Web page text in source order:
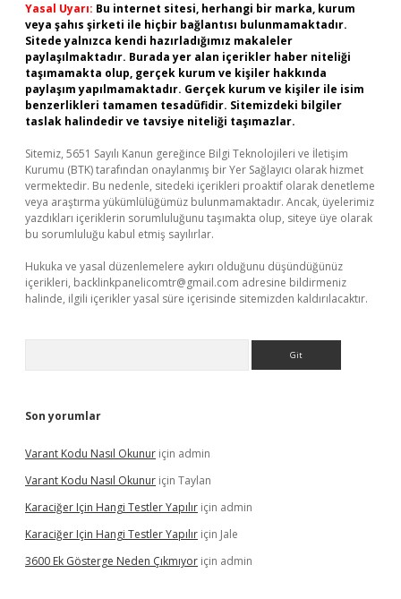
Yasal Uyarı: Bu internet sitesi, herhangi bir marka, kurum
veya şahıs şirketi ile hiçbir bağlantısı bulunmamaktadır.
Sitede yalnızca kendi hazırladığımız makaleler
paylaşılmaktadır. Burada yer alan içerikler haber niteliği
taşımamakta olup, gerçek kurum ve kişiler hakkında
paylaşım yapılmamaktadır. Gerçek kurum ve kişiler ile isim
benzerlikleri tamamen tesadüfidir. Sitemizdeki bilgiler
taslak halindedir ve tavsiye niteliği taşımazlar.
Sitemiz, 5651 Sayılı Kanun gereğince Bilgi Teknolojileri ve İletişim
Kurumu (BTK) tarafından onaylanmış bir Yer Sağlayıcı olarak hizmet
vermektedir. Bu nedenle, sitedeki içerikleri proaktif olarak denetleme
veya araştırma yükümlülüğümüz bulunmamaktadır. Ancak, üyelerimiz
yazdıkları içeriklerin sorumluluğunu taşımakta olup, siteye üye olarak
bu sorumluluğu kabul etmiş sayılırlar.
Hukuka ve yasal düzenlemelere aykırı olduğunu düşündüğünüz
içerikleri, backlinkpanelicomtr@gmail.com adresine bildirmeniz
halinde, ilgili içerikler yasal süre içerisinde sitemizden kaldırılacaktır.
Son yorumlar
Varant Kodu Nasıl Okunur için admin
Varant Kodu Nasıl Okunur için Taylan
Karaciğer Için Hangi Testler Yapılır için admin
Karaciğer Için Hangi Testler Yapılır için Jale
3600 Ek Gösterge Neden Çıkmıyor için admin